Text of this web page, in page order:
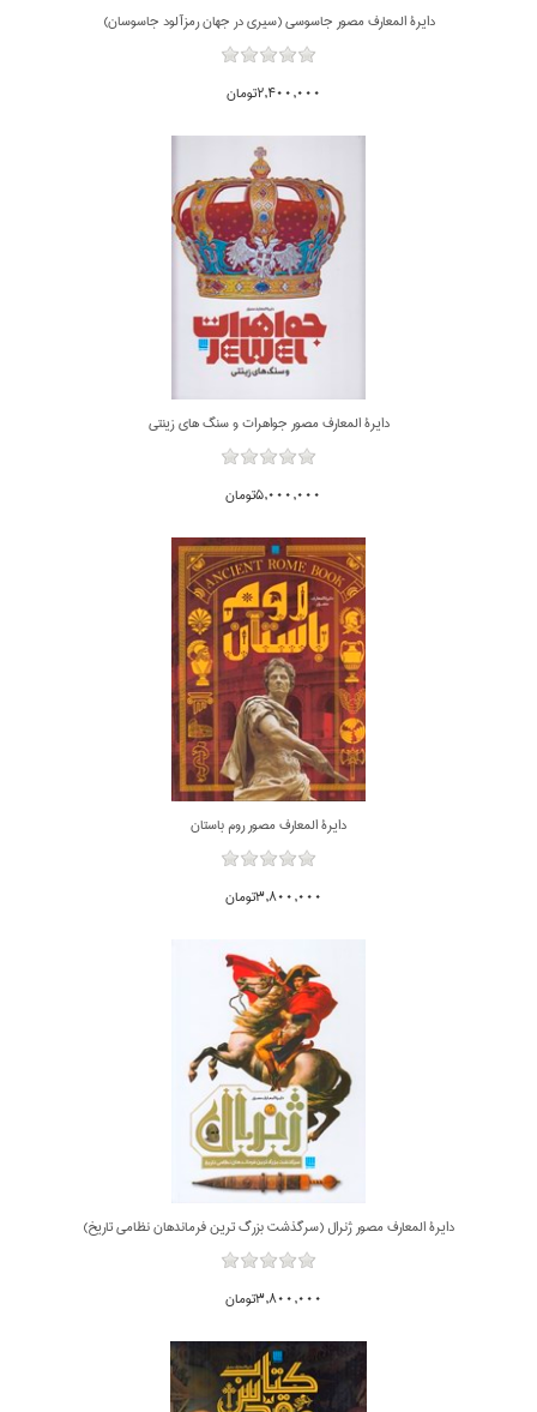
دايرة المعارف مصور جاسوسي (سيري در جهان رمزآلود جاسوسان)
2,400,000تومان
دايرة المعارف مصور جواهرات و سنگ هاي زينتي
5,000,000تومان
دايرة المعارف مصور روم باستان
3,800,000تومان
دايرة المعارف مصور ژنرال (سرگذشت بزرگ ترين فرماندهان نظامي تاريخ)
3,800,000تومان